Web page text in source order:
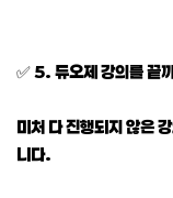
✅ 5. 듀오제 강의를 끝
미처 다 진행되지 않은
니다.